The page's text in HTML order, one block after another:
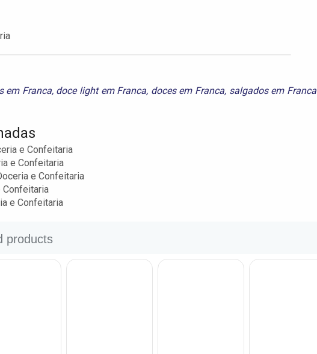
em Franca, doce light em Franca, doces em Franca, salgados em Franca
e Confeitaria
e Confeitaria
e Confeitaria
Confeitaria
e Confeitaria